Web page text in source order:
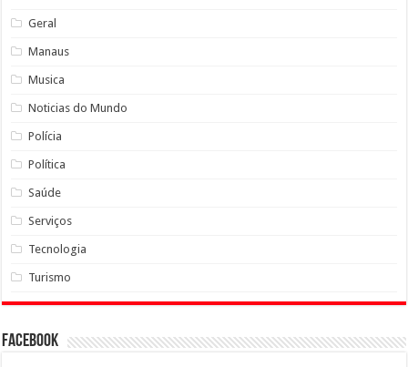
Geral
Manaus
Musica
Noticias do Mundo
Polícia
Política
Saúde
Serviços
Tecnologia
Turismo
Facebook